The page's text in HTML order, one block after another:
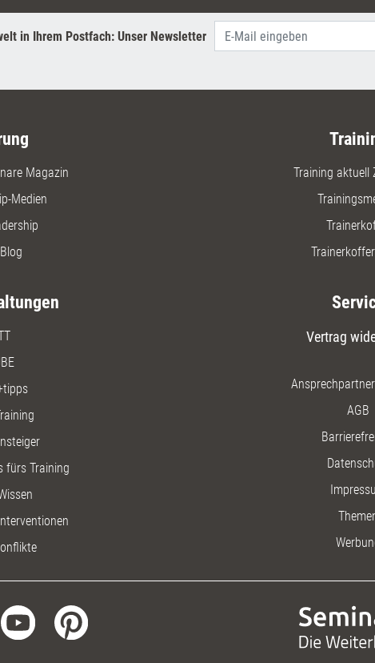
in Ihrem Postfach: Unser Newsletter
Magazin
Medien
Training aktuell
fürs Training
Vertrag
AGB